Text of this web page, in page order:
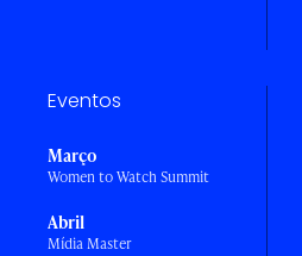
Eventos
Março
Women to Watch Summit
Abril
Mídia Master